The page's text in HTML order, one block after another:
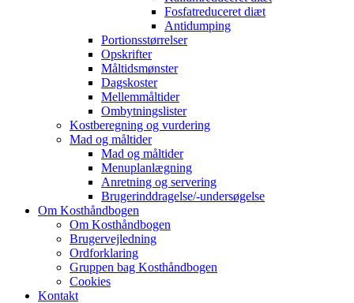
Fosfatreduceret diæt
Antidumping
Portionsstørrelser
Opskrifter
Måltidsmønster
Dagskoster
Mellemmåltider
Ombytningslister
Kostberegning og vurdering
Mad og måltider
Mad og måltider
Menuplanlægning
Anretning og servering
Brugerinddragelse/-undersøgelse
Om Kosthåndbogen
Om Kosthåndbogen
Brugervejledning
Ordforklaring
Gruppen bag Kosthåndbogen
Cookies
Kontakt